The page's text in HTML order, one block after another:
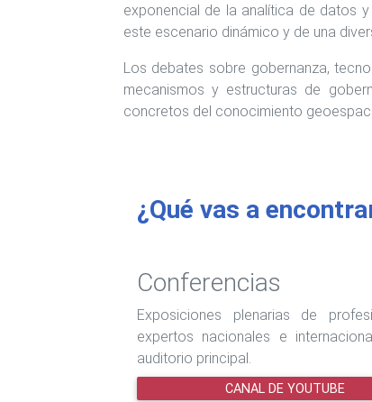
exponencial de la analítica de datos
este escenario dinámico y de una
Los debates sobre gobernanza,
mecanismos y estructuras de
concretos del conocimiento
¿Qué vas a
Conferencias
Exposiciones plenarias de
expertos nacionales e
auditorio principal.
CANAL DE YOUTUBE